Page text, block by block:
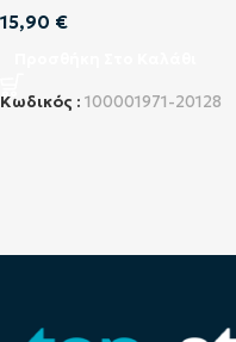
15,90 €
Κωδικός : 100001971-20128